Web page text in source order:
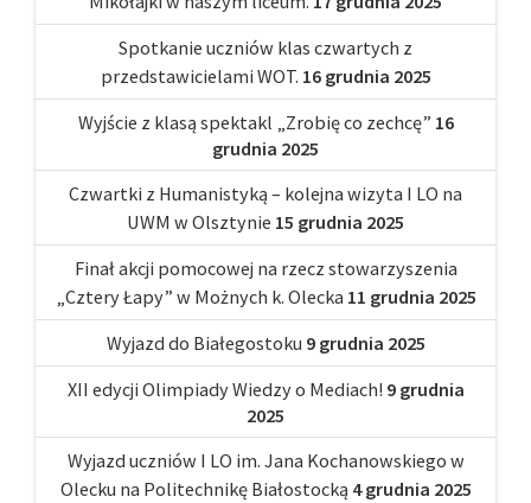
Spotkanie uczniów klas czwartych z
przedstawicielami WOT. 16 grudnia 2025
Wyjście z klasą spektakl „Zrobię co zechcę” 16
grudnia 2025
Czwartki z Humanistyką – kolejna wizyta I LO na
UWM w Olsztynie 15 grudnia 2025
Finał akcji pomocowej na rzecz stowarzyszenia
„Cztery Łapy” w Możnych k. Olecka 11 grudnia 2025
Wyjazd do Białegostoku 9 grudnia 2025
XII edycji Olimpiady Wiedzy o Mediach! 9 grudnia
2025
Wyjazd uczniów I LO im. Jana Kochanowskiego w
Olecku na Politechnikę Białostocką 4 grudnia 2025